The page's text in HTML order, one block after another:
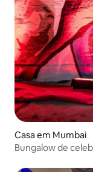
Casa em Mumbai
Bungalow de